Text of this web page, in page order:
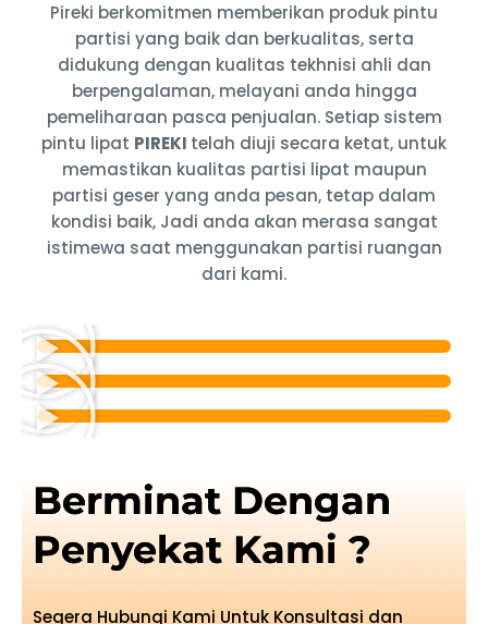
Pireki berkomitmen memberikan produk pintu
partisi yang baik dan berkualitas, serta
didukung dengan kualitas tekhnisi ahli dan
berpengalaman, melayani anda hingga
pemeliharaan pasca penjualan. Setiap sistem
pintu lipat PIREKI telah diuji secara ketat, untuk
memastikan kualitas partisi lipat maupun
partisi geser yang anda pesan, tetap dalam
kondisi baik, Jadi anda akan merasa sangat
istimewa saat menggunakan partisi ruangan
dari kami.
Berminat Dengan
Penyekat Kami ?
Segera Hubungi Kami Untuk Konsultasi dan